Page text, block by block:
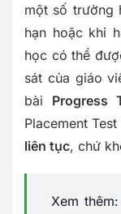
một số trường
hạn hoặc khi
học có thể
sát của giáo
bài Progress
Placement
liên tục, chứ
Xem thêm: